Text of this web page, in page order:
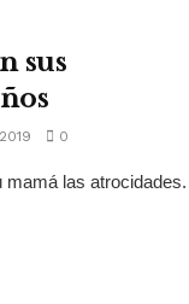
sus
0
las atrocidades.